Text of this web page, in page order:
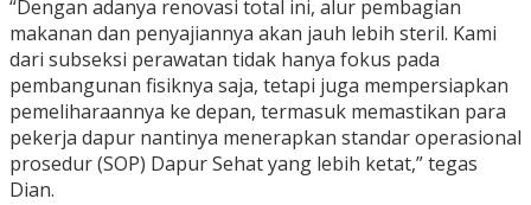
“Dengan adanya renovasi total ini, alur pembagian
makanan dan penyajiannya akan jauh lebih steril. Kami
dari subseksi perawatan tidak hanya fokus pada
pembangunan fisiknya saja, tetapi juga mempersiapkan
pemeliharaannya ke depan, termasuk memastikan para
pekerja dapur nantinya menerapkan standar operasional
prosedur (SOP) Dapur Sehat yang lebih ketat,” tegas
Dian.